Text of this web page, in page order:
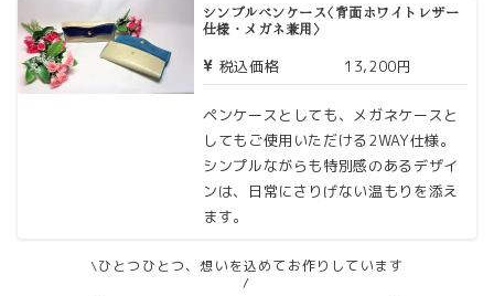
シンプルペンケース〈背面ホワイトレザー
仕様・メガネ兼用〉
税込価格 13,200円
ペンケースとしても、メガネケースと
してもご使用いただける2WAY仕様。
シンプルながらも特別感のあるデザイ
ンは、日常にさりげない温もりを添え
ます。
\ひとつひとつ、想いを込めてお作りしています
/